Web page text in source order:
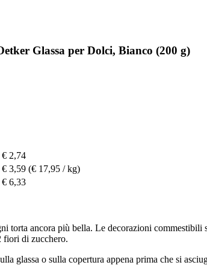
Glassa per Dolci, Bianco (200 g)
€ 2,74
€ 3,59 (€ 17,95 / kg)
€ 6,33
torta ancora più bella. Le decorazioni
fiori di zucchero.
glassa o sulla copertura appena prima che si